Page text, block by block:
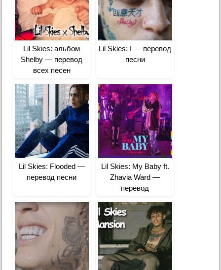
Lil Skies: альбом
Shelby — перевод
всех песен
Lil Skies: I — перевод
песни
Lil Skies: Flooded —
перевод песни
Lil Skies: My Baby ft.
Zhavia Ward —
перевод